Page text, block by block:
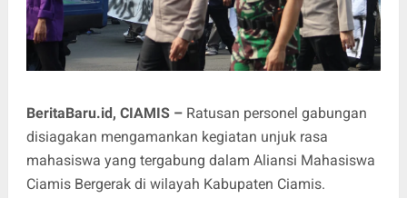
BeritaBaru.id, CIAMIS –Ratusan personel gabungan
disiagakan mengamankan kegiatan unjuk rasa
mahasiswa yang tergabung dalam Aliansi Mahasiswa
Ciamis Bergerak di wilayah Kabupaten Ciamis.